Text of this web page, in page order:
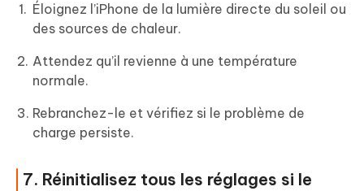
Éloignez l’iPhone de la lumière directe du soleil ou
des sources de chaleur.
Attendez qu’il revienne à une température
normale.
Rebranchez-le et vérifiez si le problème de
charge persiste.
7. Réinitialisez tous les réglages si le